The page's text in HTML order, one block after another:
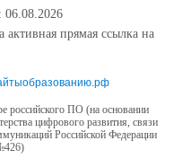
06.08.2026
активная прямая ссылка на
российского ПО (на основании
цифрового развития, связи
Российской Федерации